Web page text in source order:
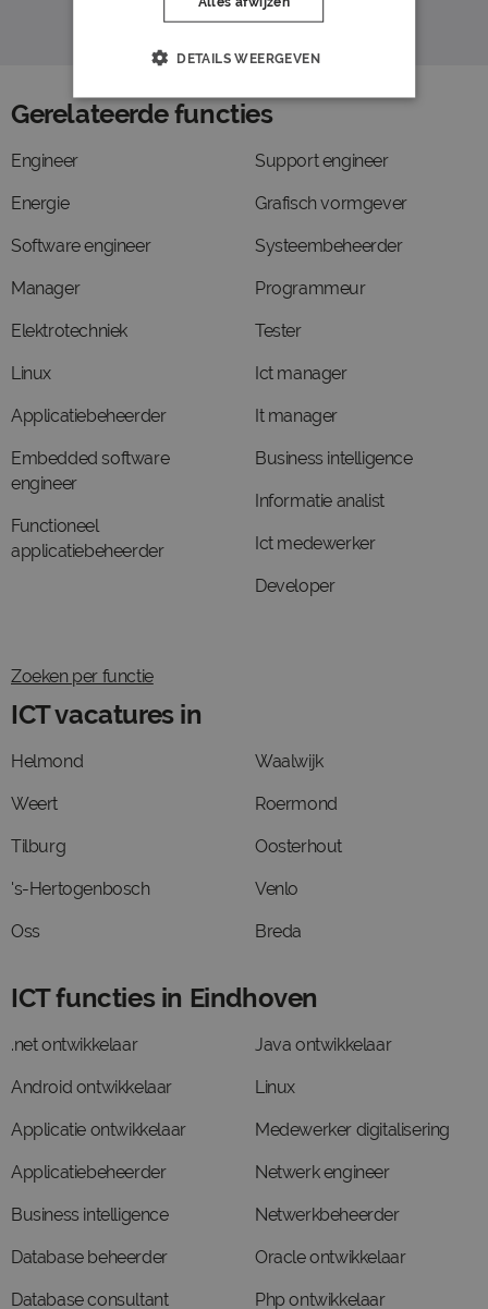
Gerelateerde functies
Engineer
Energie
Software engineer
Manager
Elektrotechniek
Linux
Applicatiebeheerder
Embedded software
engineer
Functioneel
applicatiebeheerder
Support engineer
Grafisch vormgever
Systeembeheerder
Programmeur
Tester
Ict manager
It manager
Business intelligence
Informatie analist
Ict medewerker
Developer
Zoeken per functie
ICT vacatures in
Helmond
Weert
Tilburg
's-Hertogenbosch
Oss
Waalwijk
Roermond
Oosterhout
Venlo
Breda
ICT functies in Eindhoven
.net ontwikkelaar
Android ontwikkelaar
Applicatie ontwikkelaar
Applicatiebeheerder
Business intelligence
Database beheerder
Database consultant
Java ontwikkelaar
Linux
Medewerker digitalisering
Netwerk engineer
Netwerkbeheerder
Oracle ontwikkelaar
Php ontwikkelaar
DETAILS WEERGEVEN